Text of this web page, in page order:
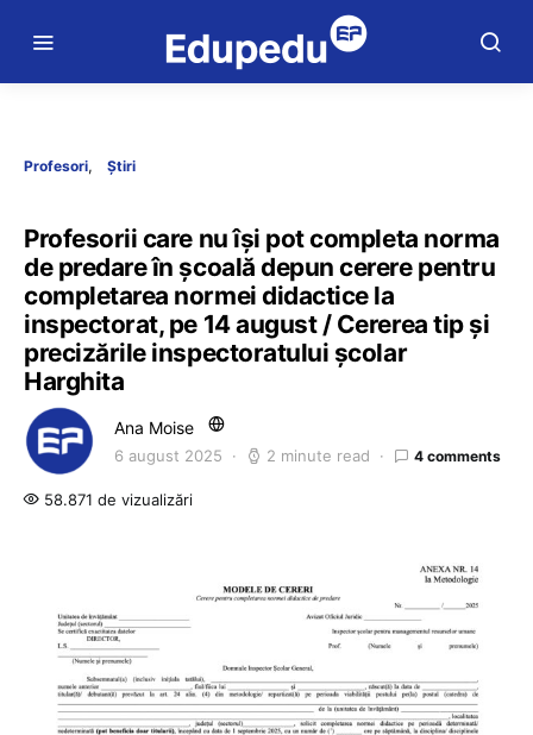
Profesori Știri
Profesorii care nu își pot completa norma
de predare în școală depun cerere pentru
completarea normei didactice la
inspectorat, pe 14 august / Cererea tip și
precizările inspectoratului școlar
Harghita
Ana Moise
6 august 2025 2 minute read 4 comments
58.871 de vizualizări